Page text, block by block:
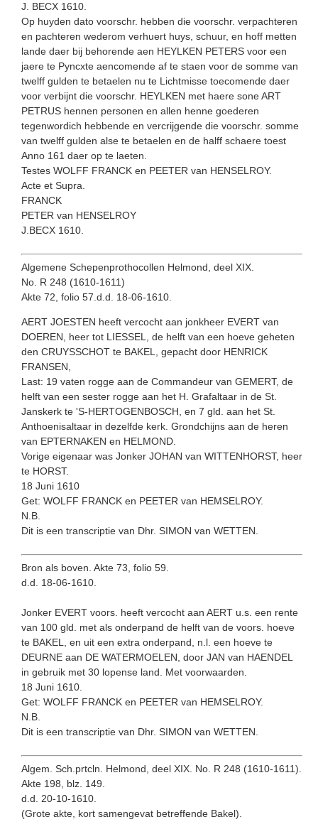
J. BECX 1610.
Op huyden dato voorschr. hebben die voorschr. verpachteren
en pachteren wederom verhuert huys, schuur, en hoff metten
lande daer bij behorende aen HEYLKEN PETERS voor een
jaere te Pyncx­te aencomende af te staen ­voor de somme van
twelff gulden te betaelen nu te Lichtmisse toecomende daer
voor verbijnt die voorsc­hr. HEYLKEN met haere sone ART
PETRUS hennen personen en allen henne goederen
tegenwordich hebbende en vercrijgende die voorschr. somme
van twelff gulden alse te betaelen en de halff schaere toest
Anno 161 daer op te laeten.
Testes WOLFF FRANCK en PEETER van HENSELROY.
Acte et Supra.
FRANCK
PETER van HENSELROY
J.BECX 1610.
Algemene Schepenprothocollen Helmond, deel XIX.
No. R 248 (1610-1611)
Akte 72, folio 57.d.d. 18-06-1610.
AERT JOESTEN heeft vercocht aan jonkheer EVERT van
DOEREN, heer tot LIESSEL, de helft van een hoeve geheten
den CRUYS­SCHOT te BAKEL, gepacht door HENRICK
FRANSEN,
Last: 19 vaten rogge aan de Commandeur van GEMERT, de
helft van een sester rogge aan het H. Grafaltaar in de St.
Janskerk te 'S-HERTOGENBOSCH, en 7 gld. aan het St.
Anthoenisaltaar in dezelfde kerk. Grondchijns aan de heren
van EPTERNAKEN en HELMOND.
Vorige eigenaar was Jonker JOHAN van WITTENHORST, heer
te HORST.
18 Juni 1610
Get: WOLFF FRANCK en PEETER van HEMSELROY.
N.B.
Dit is een transcriptie van Dhr. SIMON van WETTEN.
Bron als boven. Akte 73, folio 59.
d.d. 18-06-1610.
Jonker EVERT voors. heeft vercocht aan AERT u.s. een rente
van 100 gld. met als onderpand de helft van de voors. hoeve
te BAKEL, en uit een extra onderpand, n.l. een hoeve te
DEURNE aan DE WATERMOELEN, door JAN van HAENDEL
in gebruik met 30 lopense land. Met voorwaarden.
18 Juni 1610.
Get: WOLFF FRANCK en PEETER van HEMSELROY.
N.B.
Dit is een transcriptie van Dhr. SIMON van WETTEN.
Algem. Sch.prtcln. Helmond, deel XIX. No. R 248 (1610-1611).
Akte 198, blz. 149.
d.d. 20-10-1610.
(Grote akte, kort samengevat betreffende Bakel).